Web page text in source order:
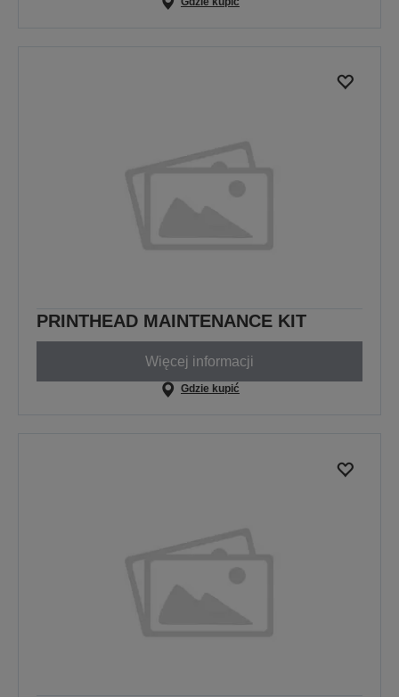
PRINTHEAD MAINTENANCE KIT
Więcej informacji
Gdzie kupić